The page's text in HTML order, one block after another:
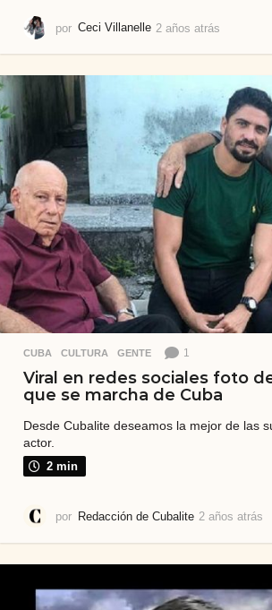
por Ceci Villanelle 2 años atrás
o
s
a
t
r
á
s
CUBA ,CULTURA ,GENTE 1
Viral en redes sociales foto
que se marcha de Cuba
Desde Cubalite deseamos la mejor de las
actor.
2 min
por Redacción de Cubalite 2 años atrás
o
a